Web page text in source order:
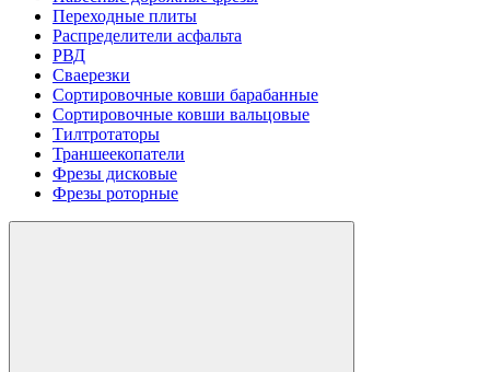
Переходные плиты
Распределители асфальта
РВД
Сваерезки
Сортировочные ковши барабанные
Сортировочные ковши вальцовые
Тилтротаторы
Траншеекопатели
Фрезы дисковые
Фрезы роторные